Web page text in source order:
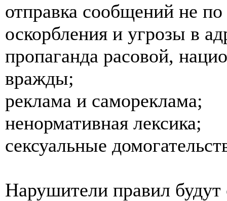
отправка сообщений не
оскорбления и угрозы в
пропаганда расовой,
вражды;
реклама и самореклама;
ненормативная лексика;
сексуальные
Нарушители правил будут